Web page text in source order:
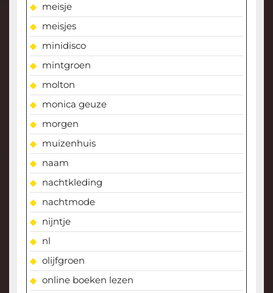
meisje
meisjes
minidisco
mintgroen
molton
monica geuze
morgen
muizenhuis
naam
nachtkleding
nachtmode
nijntje
nl
olijfgroen
online boeken lezen